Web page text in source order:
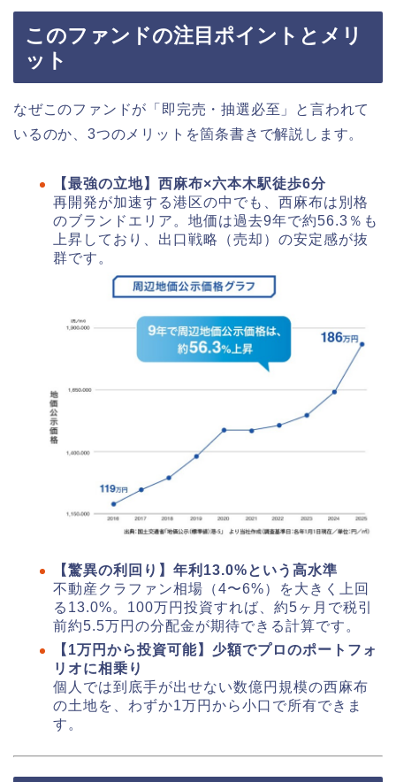
このファンドの注目ポイントとメリ
ット
なぜこのファンドが「即完売・抽選必至」と言われて
いるのか、3つのメリットを箇条書きで解説します。
【最強の立地】西麻布×六本木駅徒歩6分
再開発が加速する港区の中でも、西麻布は別格
のブランドエリア。地価は過去9年で約56.3％も
上昇しており、出口戦略（売却）の安定感が抜
群です。
【驚異の利回り】年利13.0%という高水準
不動産クラファン相場（4〜6%）を大きく上回
る13.0%。100万円投資すれば、約5ヶ月で税引
前約5.5万円の分配金が期待できる計算です。
【1万円から投資可能】少額でプロのポートフォ
リオに相乗り
個人では到底手が出せない数億円規模の西麻布
の土地を、わずか1万円から小口で所有できま
す。